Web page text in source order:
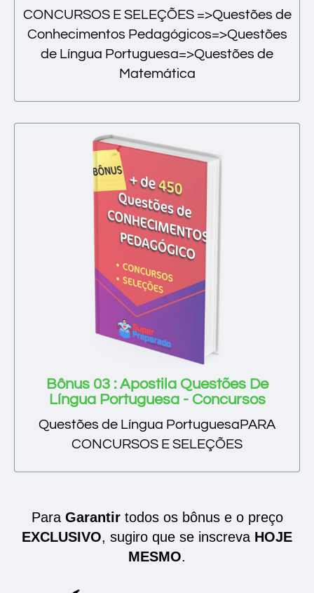
CONCURSOS E SELEÇÕES =>Questões de
Conhecimentos Pedagógicos=>Questões
de Língua Portuguesa=>Questões de
Matemática
Bônus 03 : Apostila Questões De
Língua Portuguesa - Concursos
Questões de Língua PortuguesaPARA
CONCURSOS E SELEÇÕES
Para Garantirtodos os bônus e o preço
EXCLUSIVO, sugiro que se inscreva HOJE
MESMO.